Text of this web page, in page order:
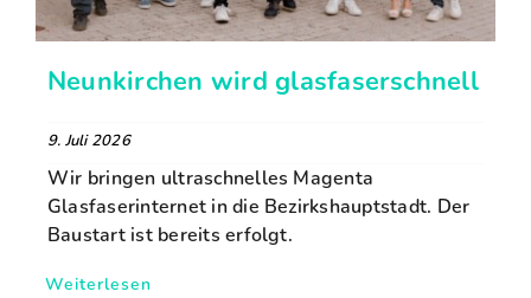
Neunkirchen wird glasfaserschnell
9. Juli 2026
Wir bringen ultraschnelles Magenta
Glasfaserinternet in die Bezirkshauptstadt. Der
Baustart ist bereits erfolgt.
Weiterlesen